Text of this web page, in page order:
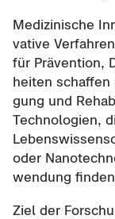
Me­di­zi­ni­sche
va­ti­ve
für Prä­ven­ti­on,
hei­ten
gung und
Tech­no­lo­gien,
oder
wen­dung
Ziel der